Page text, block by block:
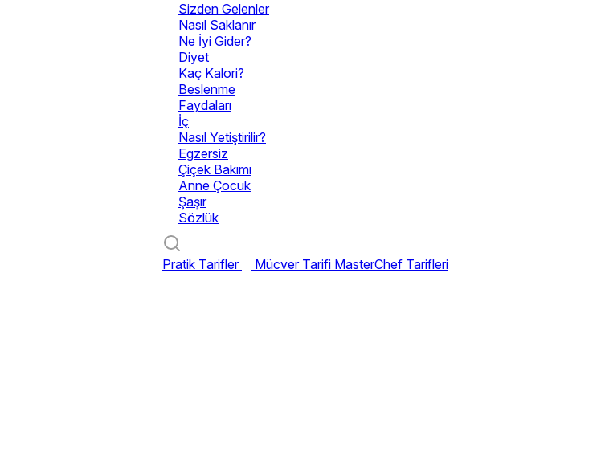
Sizden Gelenler
Nasıl Saklanır
Ne İyi Gider?
Diyet
Kaç Kalori?
Beslenme
Faydaları
İç
Nasıl Yetiştirilir?
Egzersiz
Çiçek Bakımı
Anne Çocuk
Şaşır
Sözlük
Pratik Tarifler Mücver Tarifi MasterChef Tarifleri